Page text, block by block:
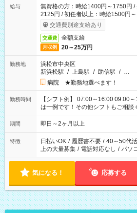
給与
無資格の方：時給1400円～1750円
2125円 / 初任者以上：時給1500円
交通費別途支給あり
交通費 全額支給
月収例 20～25万円
勤務地
浜松市中央区
新浜松駅 / 上島駅 / 助信駅 / …
病院 ★勤務地選べます！
勤務時間
【シフト例】 07:00～16:00 09:00～
は一例です！その他シフトもご相談
期間 即日～2ヶ月以上
特徴 日払いOK / 履歴書不要 / 40～50代
上の大量募集 / 電話対応なし / パソ
気になる！ 応募する